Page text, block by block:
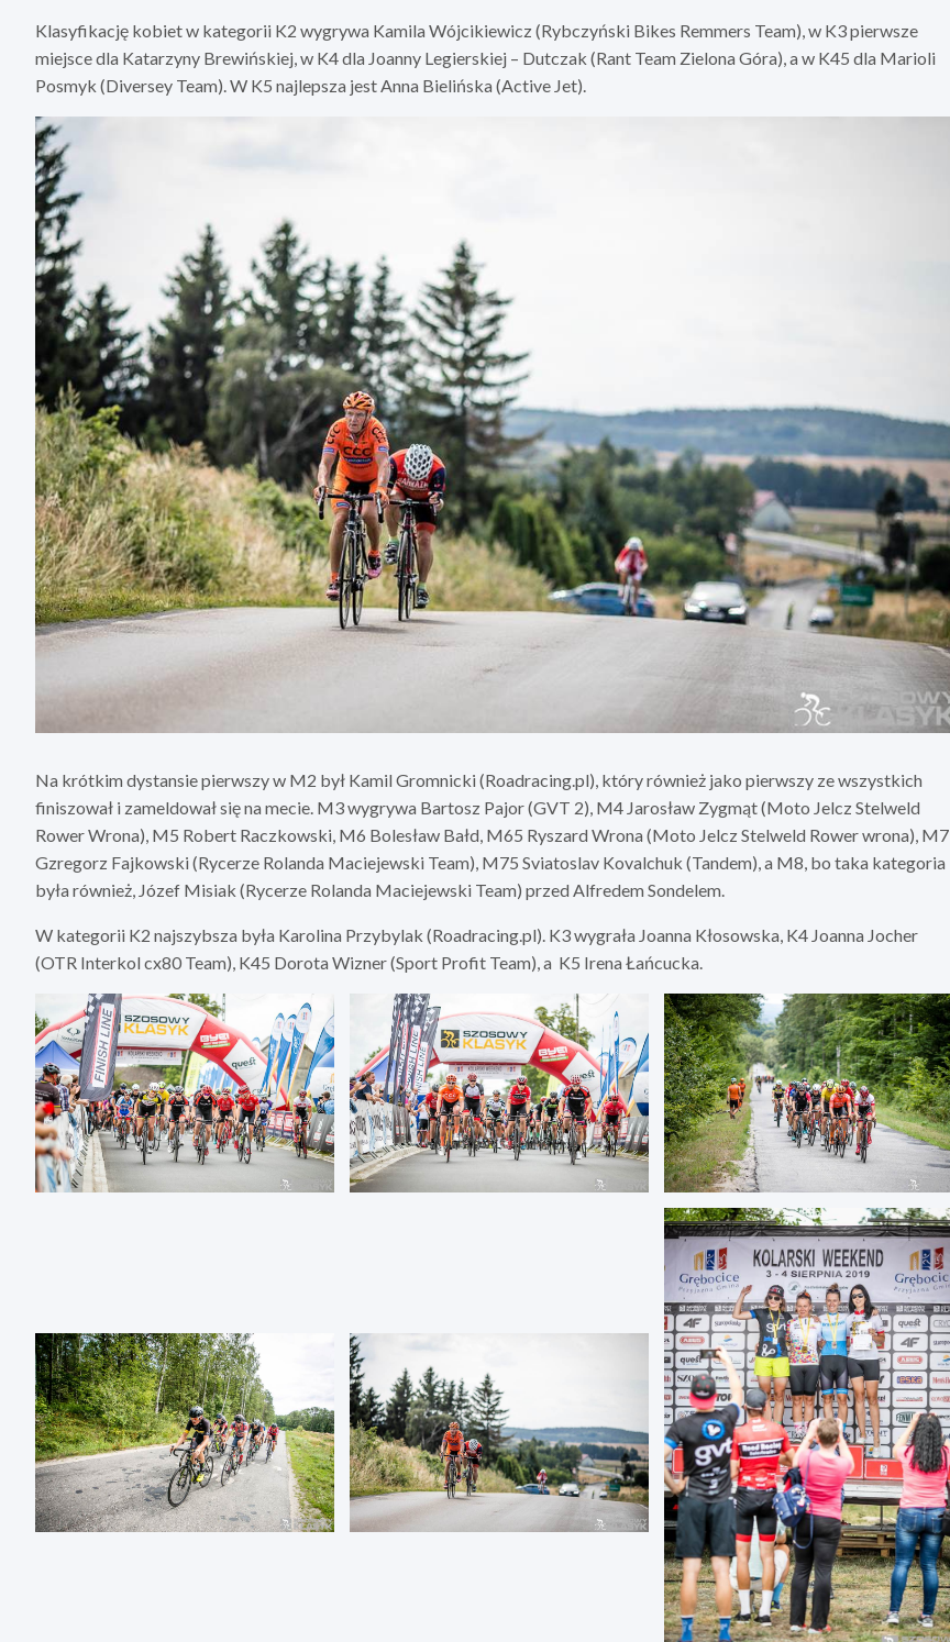
Klasyfikację kobiet w kategorii K2 wygrywa Kamila Wójcikiewicz (Rybczyński Bikes Remmers Team), w K3 pierwsze
miejsce dla Katarzyny Brewińskiej, w K4 dla Joanny Legierskiej – Dutczak (Rant Team Zielona Góra), a w K45 dla Marioli
Posmyk (Diversey Team). W K5 najlepsza jest Anna Bielińska (Active Jet).
Na krótkim dystansie pierwszy w M2 był Kamil Gromnicki (Roadracing.pl), który również jako pierwszy ze wszystkich
finiszował i zameldował się na mecie. M3 wygrywa Bartosz Pajor (GVT 2), M4 Jarosław Zygmąt (Moto Jelcz Stelweld
Rower Wrona), M5 Robert Raczkowski, M6 Bolesław Bałd, M65 Ryszard Wrona (Moto Jelcz Stelweld Rower wrona), M7
Gzregorz Fajkowski (Rycerze Rolanda Maciejewski Team), M75 Sviatoslav Kovalchuk (Tandem), a M8, bo taka kategoria
była również, Józef Misiak (Rycerze Rolanda Maciejewski Team) przed Alfredem Sondelem.
W kategorii K2 najszybsza była Karolina Przybylak (Roadracing.pl). K3 wygrała Joanna Kłosowska, K4 Joanna Jocher
(OTR Interkol cx80 Team), K45 Dorota Wizner (Sport Profit Team), a K5 Irena Łańcucka.